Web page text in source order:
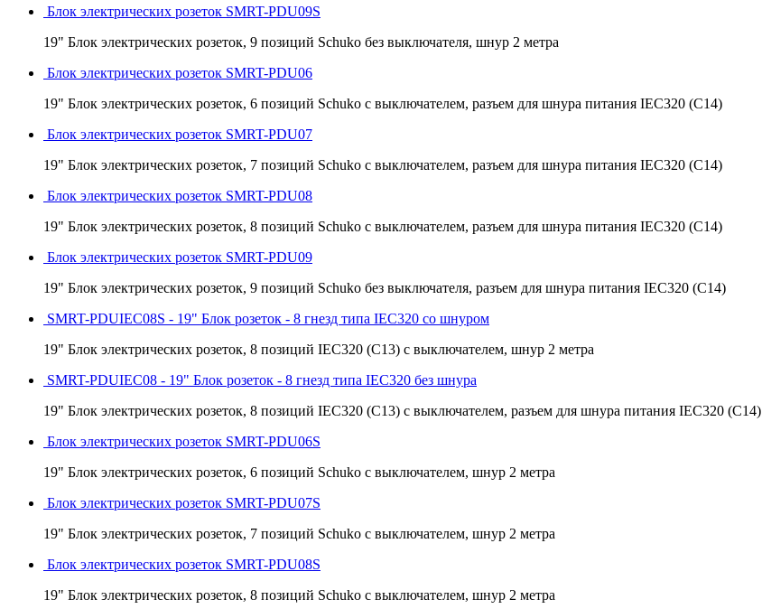
Блок электрических розеток SMRT-PDU09S
19" Блок электрических розеток, 9 позиций Schuko без выключателя, шнур 2 метра
Блок электрических розеток SMRT-PDU06
19" Блок электрических розеток, 6 позиций Schuko с выключателем, разъем для шнура питания IEC320 (C14)
Блок электрических розеток SMRT-PDU07
19" Блок электрических розеток, 7 позиций Schuko с выключателем, разъем для шнура питания IEC320 (C14)
Блок электрических розеток SMRT-PDU08
19" Блок электрических розеток, 8 позиций Schuko с выключателем, разъем для шнура питания IEC320 (C14)
Блок электрических розеток SMRT-PDU09
19" Блок электрических розеток, 9 позиций Schuko без выключателя, разъем для шнура питания IEC320 (C14)
SMRT-PDUIEC08S - 19" Блок розеток - 8 гнезд типа IEC320 со шнуром
19" Блок электрических розеток, 8 позиций IEC320 (C13) с выключателем, шнур 2 метра
SMRT-PDUIEC08 - 19" Блок розеток - 8 гнезд типа IEC320 без шнура
19" Блок электрических розеток, 8 позиций IEC320 (C13) с выключателем, разъем для шнура питания IEC320 (C14)
Блок электрических розеток SMRT-PDU06S
19" Блок электрических розеток, 6 позиций Schuko с выключателем, шнур 2 метра
Блок электрических розеток SMRT-PDU07S
19" Блок электрических розеток, 7 позиций Schuko с выключателем, шнур 2 метра
Блок электрических розеток SMRT-PDU08S
19" Блок электрических розеток, 8 позиций Schuko с выключателем, шнур 2 метра